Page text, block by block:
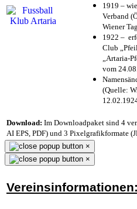
1919 –
Verband
Wiener
1922 –
Club
„Artaria-
vom
(Quelle:
Download: Im Downloadpaket sind 4
AI EPS, PDF) und 3 Pixelgrafikformate
×
×
Vereinsinformationen: